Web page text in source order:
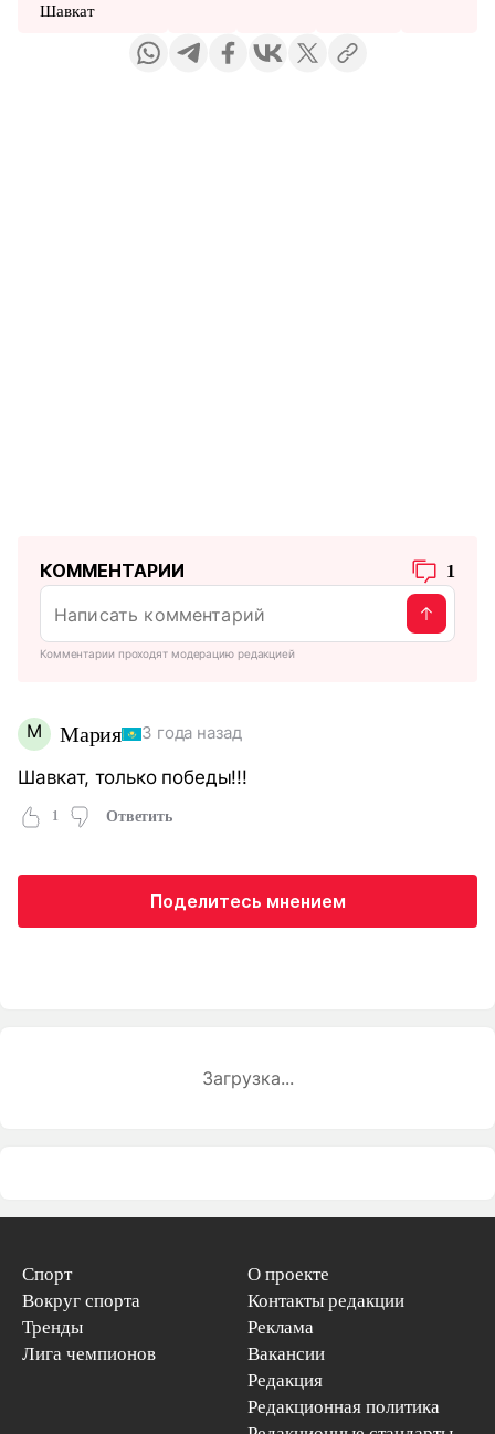
Шавкат
КОММЕНТАРИИ 1
Комментарии проходят модерацию редакцией
М Мария 3 года назад
Шавкат, только победы!!!
1 Ответить
Поделитесь мнением
Загрузка...
Спорт
Вокруг спорта
Тренды
Лига чемпионов
О проекте
Контакты редакции
Реклама
Вакансии
Редакция
Редакционная политика